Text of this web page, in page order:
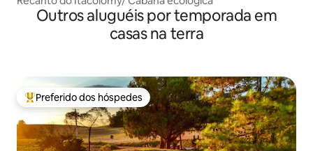
Outros aluguéis por temporada em
casas na terra
Entre os melhores preferidos dos hóspedes
Preferido dos hóspedes